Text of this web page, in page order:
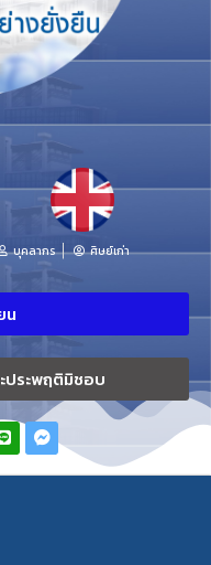
บุคลากร ศิษย์เก่า
น
ประพฤติมิชอบ